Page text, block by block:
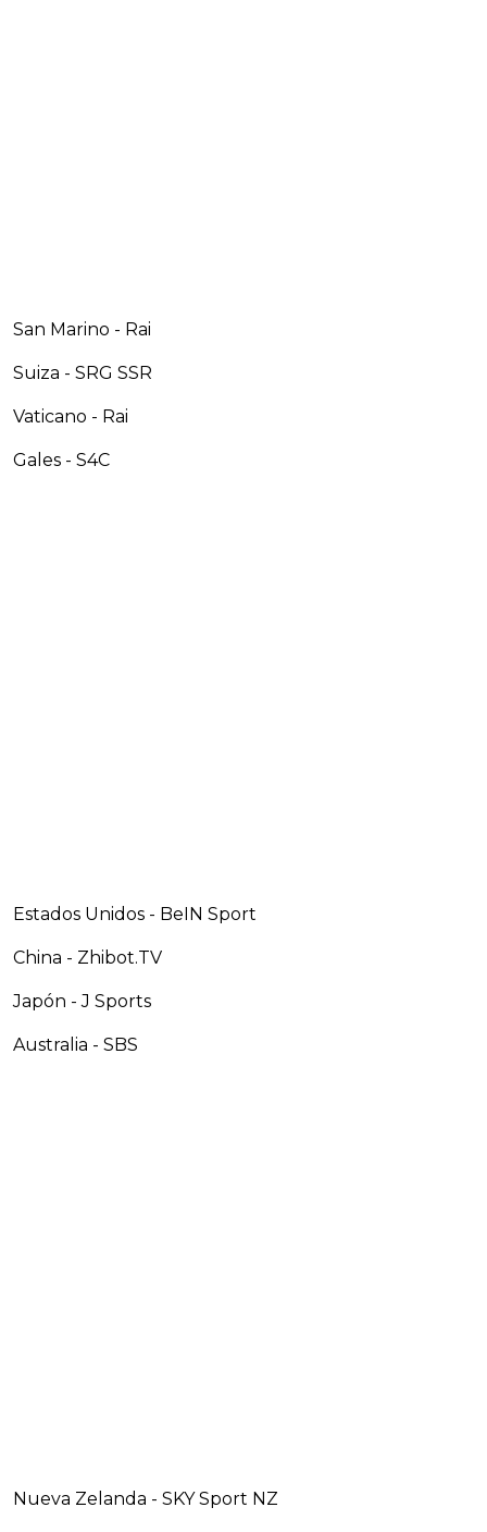
San Marino - Rai
Suiza - SRG SSR
Vaticano - Rai
Gales - S4C
Estados Unidos - BeIN Sport
China - Zhibot.TV
Japón - J Sports
Australia - SBS
Nueva Zelanda - SKY Sport NZ